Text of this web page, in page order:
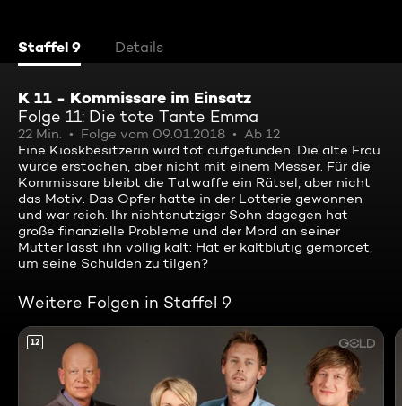
Staffel 9 Details
K 11 - Kommissare im Einsatz
Folge 11: Die tote Tante Emma
22 Min. Folge vom 09.01.2018
Ab 12
Eine Kioskbesitzerin wird tot aufgefunden. Die alte Frau
wurde erstochen, aber nicht mit einem Messer. Für die
Kommissare bleibt die Tatwaffe ein Rätsel, aber nicht
das Motiv. Das Opfer hatte in der Lotterie gewonnen
und war reich. Ihr nichtsnutziger Sohn dagegen hat
große finanzielle Probleme und der Mord an seiner
Mutter lässt ihn völlig kalt: Hat er kaltblütig gemordet,
um seine Schulden zu tilgen?
Weitere Folgen in Staffel 9
12